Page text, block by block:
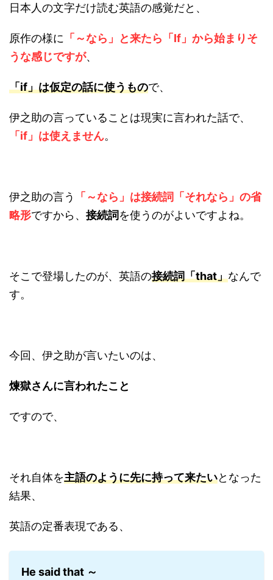
日本人の文字だけ読む英語の感覚だと、
原作の様に 「～なら」と来たら「If」から始まりそ
うな感じですが、
「if」は仮定の話に使うもので、
伊之助の言っていることは現実に言われた話で、
「if」は使えません。
伊之助の言う
「～なら」は接続詞「それなら」の省
略形ですから、 接続詞を使うのがよいですよね。
そこで登場したのが、英語の接続詞「that」なんで
す。
今回、伊之助が言いたいのは、
煉獄さんに言われたこと
ですので、
それ自体を主語のように先に持って来たいとなった
結果、
英語の定番表現である、
He said that ～